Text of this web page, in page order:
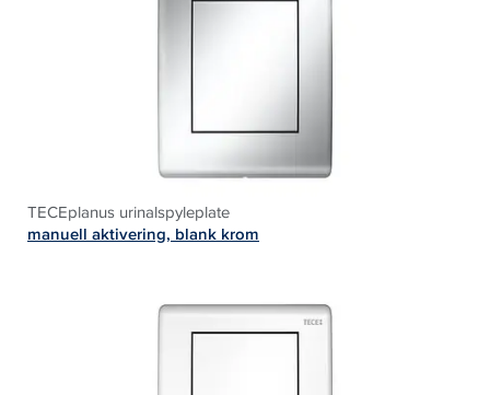
TECEplanus urinalspyleplate
manuell aktivering, blank krom